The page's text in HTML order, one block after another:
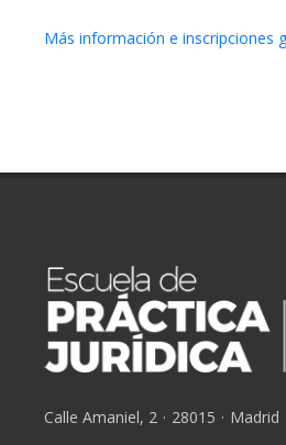
Más información e inscripciones
Calle Amaniel, 2 · 28015 · Madrid